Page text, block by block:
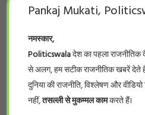
..नीट का पर्चा
BYPOLITICSWALA/
-सुनील कुमार
कॉलेजों में दाखिले के
Pankaj Mukati,
नमस्कार,
Politicswalaदेश का पहला राजनीतिक
से अलग, हम सटीक राजनीतिक खबरें देते
दुनिया की राजनीति, विश्लेषण और
नहीं,तसल्ली से मुकम्मल कामकरते हैं।